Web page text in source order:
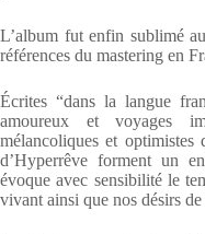
L’album fut enfin sublimé
références du mastering en
Écrites “dans la langue
amoureux et voyages
mélancoliques et
d’Hyperrêve forment un
évoque avec sensibilité le
vivant ainsi que nos désirs